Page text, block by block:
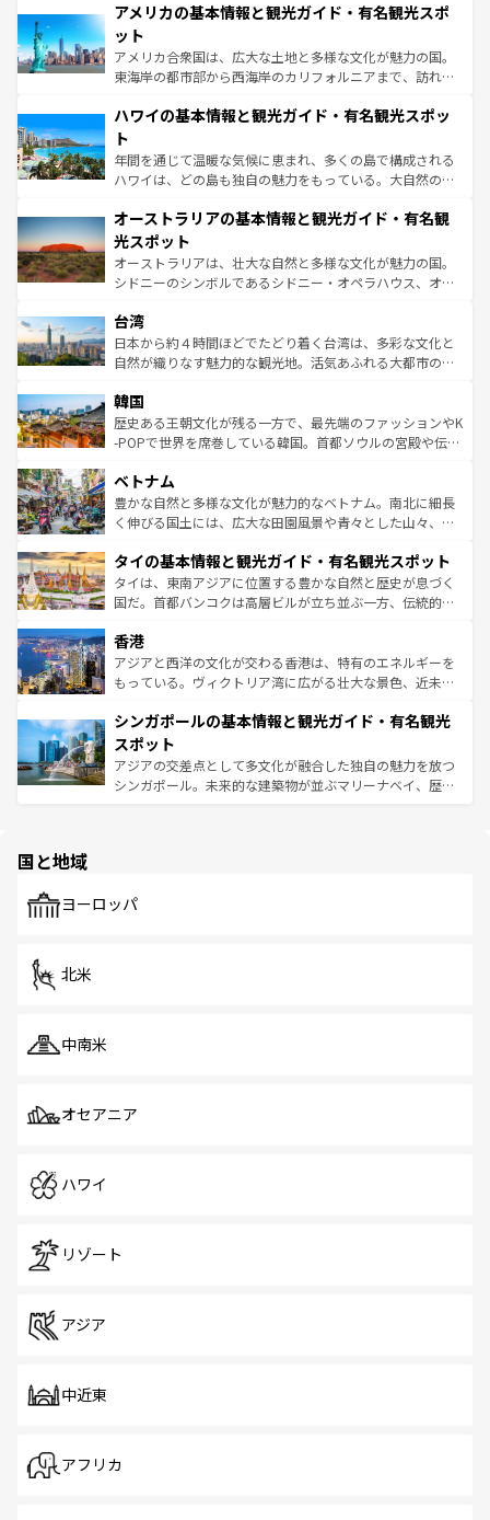
ンツ一覧を参照してほしい。
の建物がそのまま残る町や、スイスならではのユニークな
博物館もあり、アルプス観光だけでなく町歩きも満喫する
ことができる。国民の所得が高いため物価も高いが、旅行
者向けの交通パス提供のサービスもあり、うまく活用すれ
着のスイス情報はコンテンツ一覧を参照してほしい。
アメリカの基本情報と観光ガイド・有名観光スポ
ット
アメリカ合衆国は、広大な土地と多様な文化が魅力の国。
東海岸の都市部から西海岸のカリフォルニアまで、訪れる
のような巨大都市は、観光、ショッピング、エンターテイ
ンメントが詰まった刺激的なスポットだ。一方、アメリカ
西部には大自然が広がり、グランドキャニオンやイエロー
ストーン国立公園といった絶景が堪能できる。さらに、南
文化が魅力。旅行者はアメリカの各地域で異なる魅力を楽
しみながら、その多様性と豊かな歴史を感じることができ
るだろう。車でのロードトリップや列車の旅も、アメリカ
ならではの贅沢な旅のスタイルだ。 なお、新着のアメリカ
情報は コンテンツ一覧 を参照してほしい。
ハワイの基本情報と観光ガイド・有名観光スポッ
ト
年間を通じて温暖な気候に恵まれ、多くの島で構成される
ハワイは、どの島も独自の魅力をもっている。大自然の神
ワイ島は見逃せない。また、定番の観光地といえばオアフ
島だが、静かな自然を求めるならマウイ島やカウアイ島が
おすすめ。エメラルドグリーンに輝く海をはじめ、豊かな
文化や歴史が息づいている。「アロハスピリット」と呼ば
人々、おいしいローカルフードやハワイアンミュージッ
ク、伝統的なフラダンスなど、すべてがハワイの魅力を彩
っている。訪れるたびに新しい発見と感動が待っているハ
はコンテンツ一覧
オーストラリアの基本情報と観光ガイド・有名観
光スポット
オーストラリアは、壮大な自然と多様な文化が魅力の国。
シドニーのシンボルであるシドニー・オペラハウス、オー
リアリーフや大陸中央部にそびえるウルル（エアーズロッ
ク）、タスマニアの美しい原生林やケアンズの熱帯雨林な
ど、見どころがたくさん。また、カフェやワイン、オージ
いる。アクティビティも充実しており、サーフィンやダイ
ビング、ハイキングなど、アウトドア好きにはたまらな
い。オーストラリアの多彩な魅力を存分に味わいつくそ
参照してほしい。
台湾
日本から約４時間ほどでたどり着く台湾は、多彩な文化と
自然が織りなす魅力的な観光地。活気あふれる大都市の台
ン）、静ひつな山岳地帯である台湾東部など、都市の喧騒
と山間の静けさが共存しており、訪れる人に新しい発見と
驚きをもたらしてくれる。また、奥深い台湾の食文化も魅
容にもいいと評判のスイーツなど、バラエティ豊かな料理
が味わえる。 なお、新着の台湾情報は コンテンツ一覧を参
照してほしい。
韓国
歴史ある王朝文化が残る一方で、最先端のファッションやK
-POPで世界を席巻している韓国。首都ソウルの宮殿や伝統
き、地方に足を延ばせば四季折々の自然美を楽しむことが
できる。そして、キムチや焼肉、絶品のストリートフード
まで、さまざまな韓国料理が待っている。夜には、韓国な
リティに包まれながら、韓国の多彩な魅力を心ゆくまで味
わってみてほしい。 なお、新着の韓国情報はコンテンツ一
覧を参照してほしい。
ベトナム
豊かな自然と多様な文化が魅力的なベトナム。南北に細長
く伸びる国土には、広大な田園風景や青々とした山々、世
急速な発展と共に伝統が息づく。ハノイの古い町並みやホ
ーチミン市のフランス統治時代の建物も、独特の雰囲気を
醸し出している。また、バラエティの豊かさとおいしさで
とつ。フォーやバインミー、ベトナムコーヒーなどは、ぜ
ひ現地で味わいたい。どの地域を訪れてもあたたかい人々
が旅行者を迎えてくれるので、きっと忘れられない旅にな
参照してほしい。
タイの基本情報と観光ガイド・有名観光スポット
タイは、東南アジアに位置する豊かな自然と歴史が息づく
国だ。首都バンコクは高層ビルが立ち並ぶ一方、伝統的な
の活気が交差している。北部ではチェンマイなどの山岳地
帯で自然と触れ合い、南部ではプーケットやクラビの美し
いビーチでリゾート気分を楽しむことができる。タイ料理
激する。気候は一年中温暖で、どの季節にも異なる楽しみ
が待っている。親しみやすいタイの人々、仏教を中心とし
た文化、そして多様な観光資源が、訪れる旅人を魅了し続
ける。 なお、新着のタイ情報はコンテンツ一覧を参照して
香港
アジアと西洋の文化が交わる香港は、特有のエネルギーを
もっている。ヴィクトリア湾に広がる壮大な景色、近未来
み、どこを訪れても感動するはず。観光スポットが密集し
ており、効率よく見どころを回れるのも魅力。息をのむよ
うな絶景から文化的な体験まで、香港を存分に楽しみ尽く
そう。 なお、新着の香港情報はコンテンツ一覧を参照して
シンガポールの基本情報と観光ガイド・有名観光
スポット
アジアの交差点として多文化が融合した独自の魅力を放つ
シンガポール。未来的な建築物が並ぶマリーナベイ、歴史
で、ホーカーズは地元の風情を楽しめる外せないスポット
国と地域
ヨーロッパ
北米
中南米
オセアニア
ハワイ
リゾート
アジア
中近東
アフリカ